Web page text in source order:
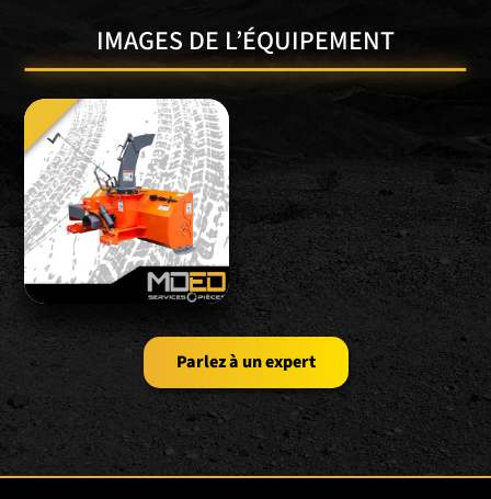
IMAGES DE L’ÉQUIPEMENT
Parlez à un expert